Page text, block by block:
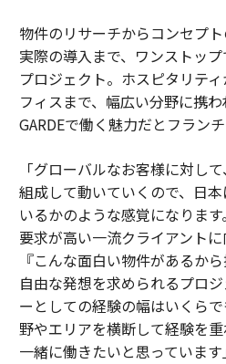
物件のリサーチからコンセプ
実際の導入まで、ワンストッ
プロジェクト。ホスピタリテ
フィスまで、幅広い分野に携わ
GARDEで働く魅力だとフランチ
「グローバルなお客様に対し
組成して動いていくので、日
いるかのような感覚になります
要求が高い一流クライアントに
『こんな面白い物件があるか
自由な発想を求められるプロ
ーとしての経験の幅はいくら
野やエリアを横断して経験を
一緒に働きたいと思っています